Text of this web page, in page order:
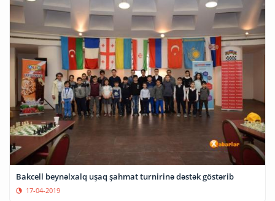
Bakcell beynəlxalq uşaq şahmat turnirinə dəstək göstərib
17-04-2019